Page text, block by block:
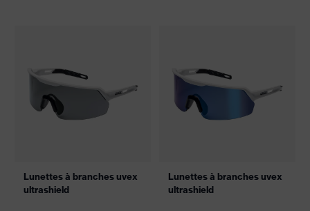
Lunettes à branches uvex
ultrashield
Lunettes à branches uvex
ultrashield